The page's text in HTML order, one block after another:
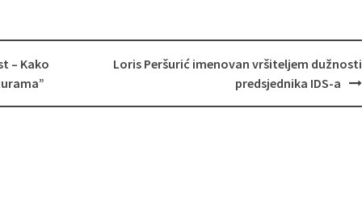
– Kako
Loris Peršurić imenovan vršiteljem dužnosti
predsjednika IDS-a